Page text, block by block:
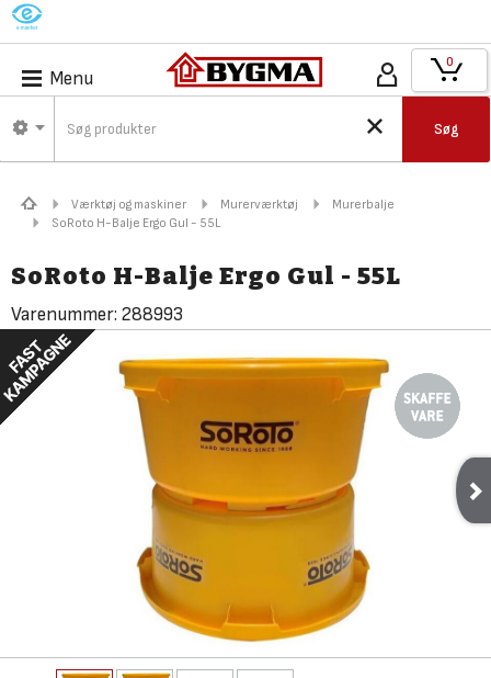
M
Menu
Søg
0
Værktøj og maskiner Murerværktøj
Murerbalje
SoRoto H-Balje Ergo Gul - 55L
SoRoto H-Balje Ergo Gul - 55L
Varenummer: 288993